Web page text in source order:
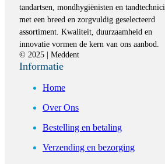
tandartsen, mondhygiënisten en tandtechnici
met een breed en zorgvuldig geselecteerd
assortiment. Kwaliteit, duurzaamheid en
innovatie vormen de kern van ons aanbod.
© 2025 | Meddent
Informatie
Home
Over Ons
Bestelling en betaling
Verzending en bezorging